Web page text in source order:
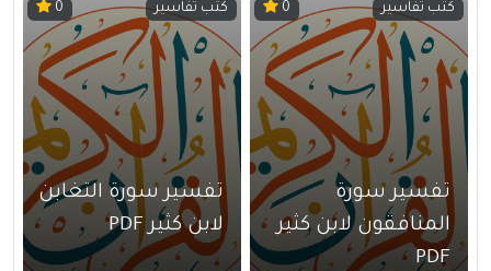
كتب تفاسير 0
تفسير سورة
المنافقون لابن كثير
PDF
كتب تفاسير 0
تفسير سورة التغابن
لابن كثير PDF